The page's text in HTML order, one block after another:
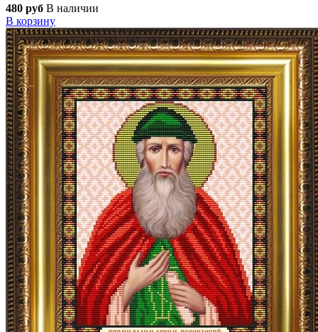
480 руб В наличии
В корзину